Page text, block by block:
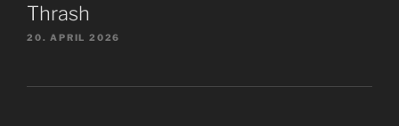
Thrash
20. APRIL 2026